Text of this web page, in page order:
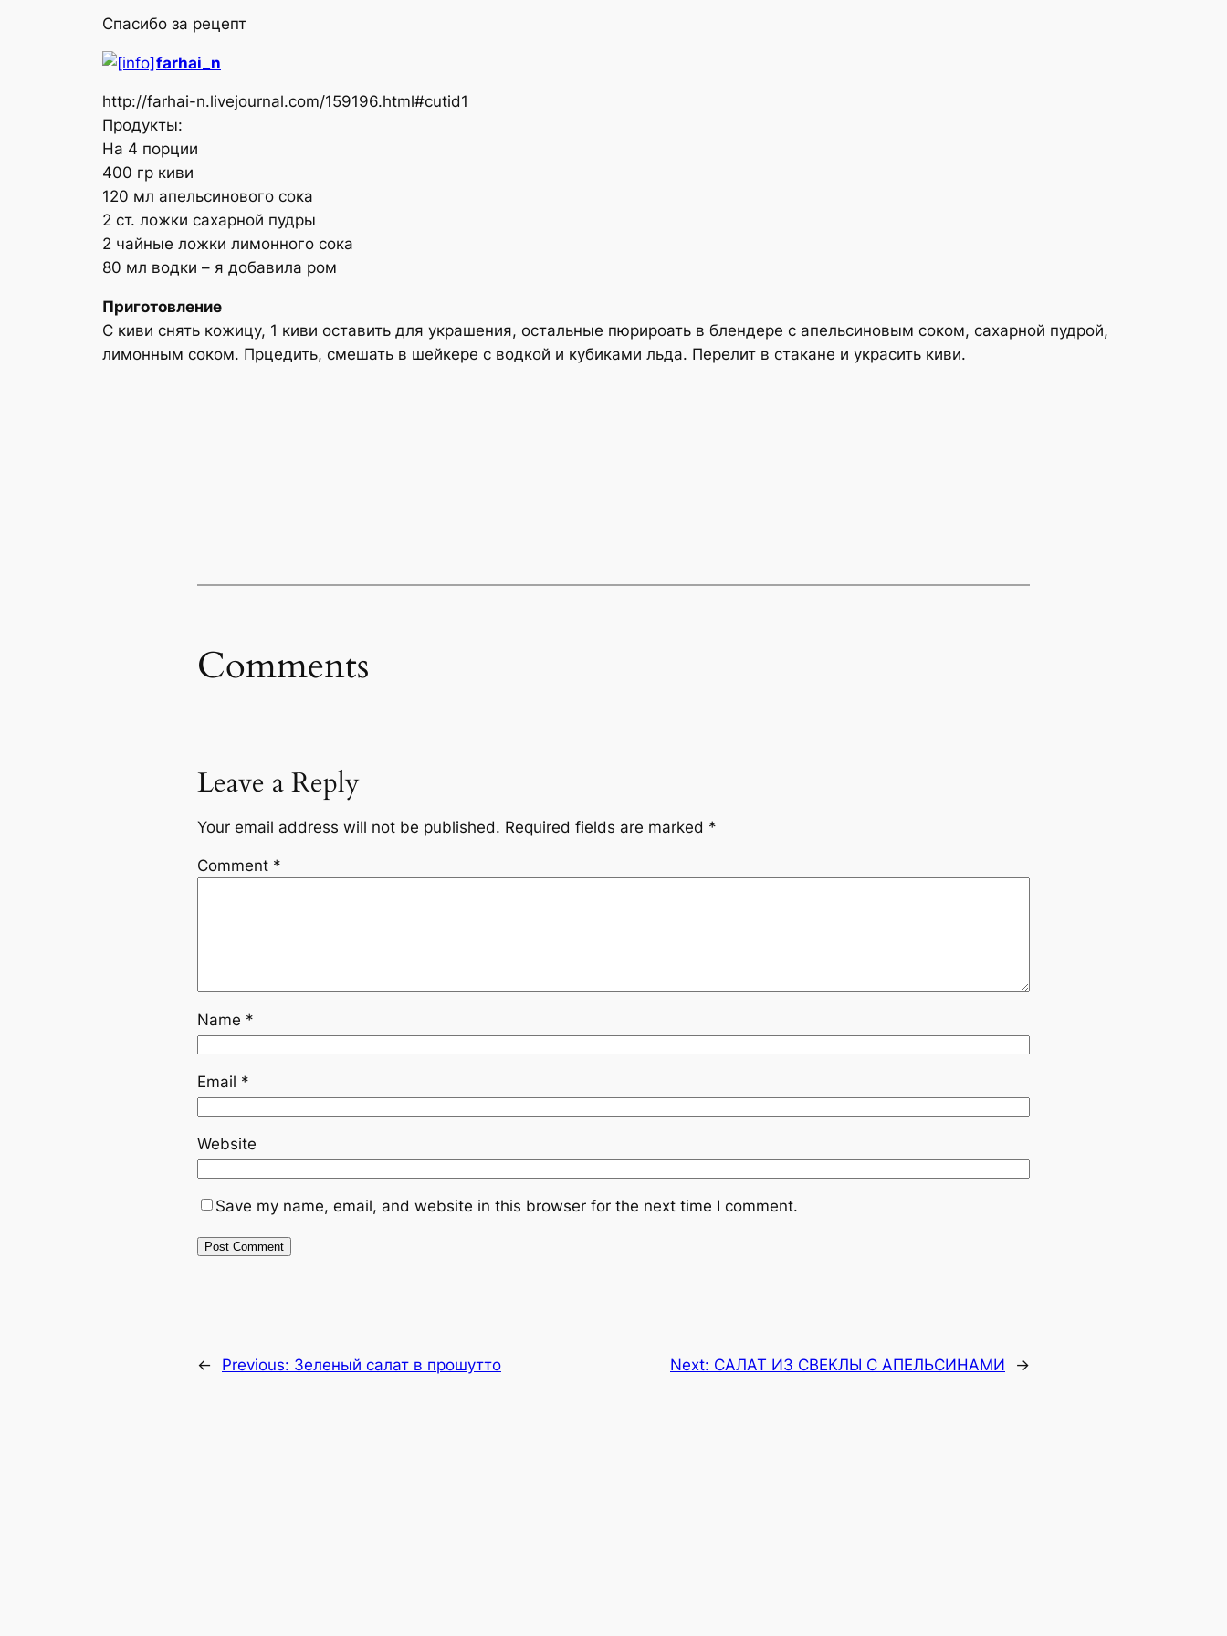
Спасибо за рецепт
farhai_n
http://farhai-n.livejournal.com/159196.html#cutid1
Продукты:
На 4 порции
400 гр киви
120 мл апельсинового сока
2 ст. ложки сахарной пудры
2 чайные ложки лимонного сока
80 мл водки – я добавила ром
Приготовление
С киви снять кожицу, 1 киви оставить для украшения, остальные пюрироать в блендере с апельсиновым соком, сахарной пудрой,
лимонным соком. Прцедить, смешать в шейкере с водкой и кубиками льда. Перелит в стакане и украсить киви.
Comments
Leave a Reply
Your email address will not be published. Required fields are marked *
Comment *
Name *
Email *
Website
Save my name, email, and website in this browser for the next time I comment.
← Previous: Зеленый салат в прошутто Next: САЛАТ ИЗ СВЕКЛЫ С АПЕЛЬСИНАМИ →